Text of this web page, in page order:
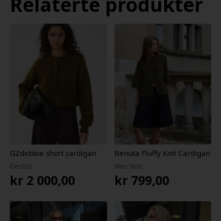
GZdebbie short cardigan
Gestuz
kr 2 000,00
Benuta Fluffy Knit Cardigan
Neo Noir
kr799,00